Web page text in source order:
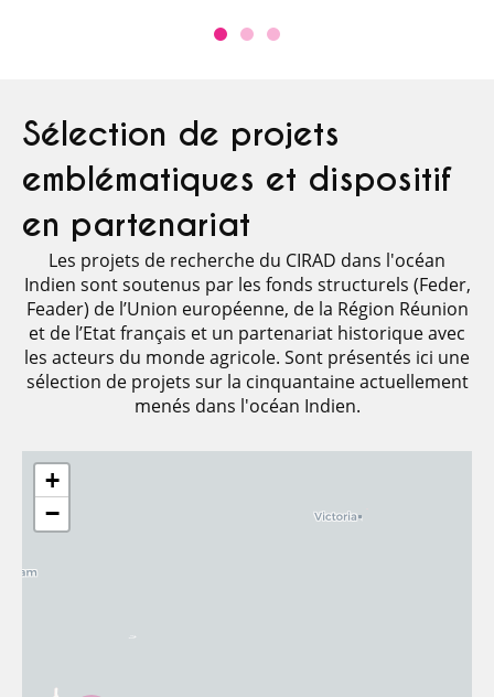
Sélection de projets
emblématiques et dispositif
en partenariat
Les projets de recherche du CIRAD dans l'océan
Indien sont soutenus par les fonds structurels (Feder,
Feader) de l’Union européenne, de la Région Réunion
et de l’Etat français et un partenariat historique avec
les acteurs du monde agricole. Sont présentés ici une
sélection de projets sur la cinquantaine actuellement
menés dans l'océan Indien.
+
−